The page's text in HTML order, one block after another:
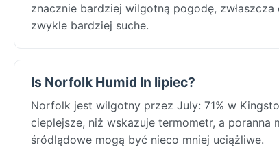
znacznie bardziej wilgotną pogodę,
zwykle bardziej suche.
Is Norfolk Humid In lipiec?
Norfolk jest wilgotny przez July: 71% w
cieplejsze, niż wskazuje termometr, a poranna
śródlądowe mogą być nieco mniej uciążliwe.